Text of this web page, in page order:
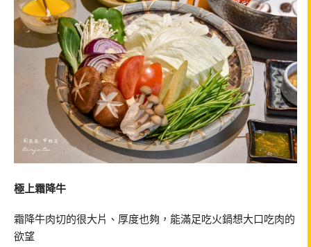
極上霜降牛
霜降牛肉切的很大片、厚度也夠，能滿足吃火鍋想大口吃肉的
欲望